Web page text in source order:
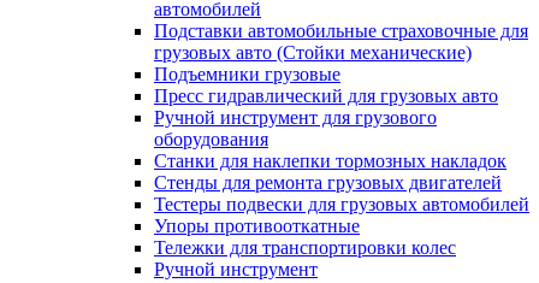
автомобилей
Подставки автомобильные страховочные для
грузовых авто (Стойки механические)
Подъемники грузовые
Пресс гидравлический для грузовых авто
Ручной инструмент для грузового
оборудования
Станки для наклепки тормозных накладок
Стенды для ремонта грузовых двигателей
Тестеры подвески для грузовых автомобилей
Упоры противооткатные
Тележки для транспортировки колес
Ручной инструмент